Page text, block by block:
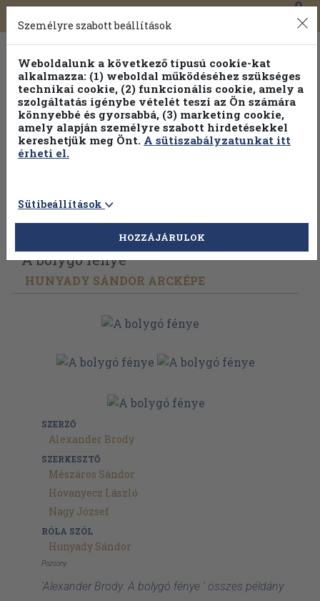
Toggle
navigation
0
Vissza az előző oldalra Válasszon példányt
A bolygó fénye
HUNYADY SÁNDOR ARCKÉPE
SZERZŐ
Alexander Brody
SZERKESZTŐ
Mészáros Sándor
Hovanyecz László
Nagy József
RÓLA SZÓL
Hunyady Sándor
Pozsony
'Alexander Brody: A bolygó fénye ' összes példány
Személyre szabott beállítások
Weboldalunk a következő típusú cookie-kat
alkalmazza: (1) weboldal működéséhez szükséges
technikai cookie, (2) funkcionális cookie, amely a
szolgáltatás igénybe vételét teszi az Ön számára
könnyebbé és gyorsabbá, (3) marketing cookie,
amely alapján személyre szabott hirdetésekkel
kereshetjük meg Önt. A sütiszabályzatunkat itt
érheti el.
Sütibeállítások
HOZZÁJÁRULOK